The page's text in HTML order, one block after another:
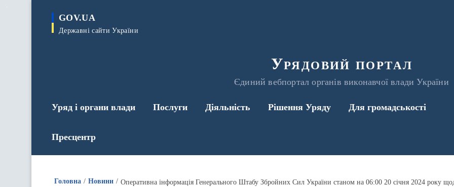
GOV.UA
Державні сайти України
Урядовий портал
Єдиний вебпортал органів виконавчої влади України
Уряд і органи влади Послуги Діяльність Рішення Уряду Для громадськості
Пресцентр
Головна Новини